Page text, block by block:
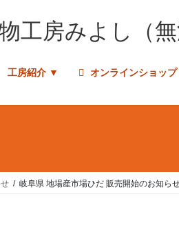
工房紹介 ▼ オンラインショッ
岐阜県 地場産市場ひだ 販売開始のお知ら